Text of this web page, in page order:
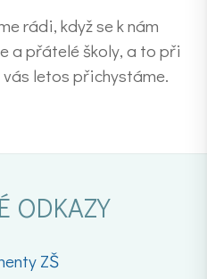
rádi, když se k nám
a přátelé školy, a to při
letos přichystáme.
ODKAZY
ZŠ